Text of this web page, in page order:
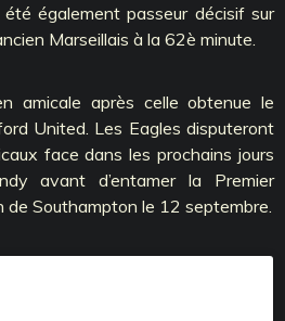
été également passeur décisif sur
Marseillais à la 62è minute.
amicale après celle obtenue le
United. Les Eagles disputeront
face dans les prochains jours
avant d’entamer la Premier
de Southampton le 12 septembre.